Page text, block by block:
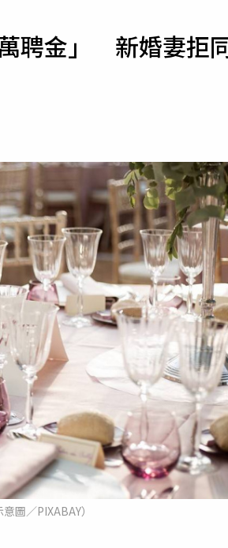
運勢
聘金」 新婚妻拒
圖／PIXABAY）